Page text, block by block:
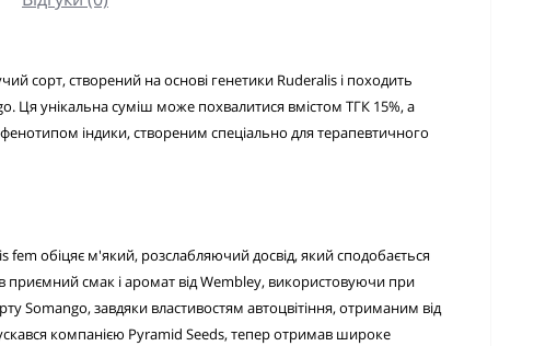
сорт, створений на основі генетики Ruderalis і походить
Ця унікальна суміш може похвалитися вмістом ТГК 15%, а
індики, створеним спеціально для терапевтичного
fem обіцяє м'який, розслабляючий досвід, який сподобається
приємний смак і аромат від Wembley, використовуючи при
Somango, завдяки властивостям автоцвітіння, отриманим від
компанією Pyramid Seeds, тепер отримав широке